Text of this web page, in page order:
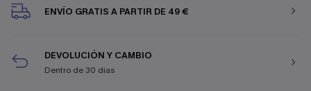
ENVÍO GRATIS A PARTIR DE 49 €
DEVOLUCIÓN Y CAMBIO
Dentro de 30 días